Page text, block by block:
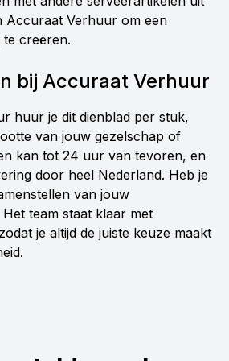
Accuraat Verhuur om een
creëren.
bij Accuraat Verhuur
huur je dit dienblad per stuk,
van jouw gezelschap of
kan tot 24 uur van tevoren, en
door heel Nederland. Heb je
van jouw
team staat klaar met
je altijd de juiste keuze maakt